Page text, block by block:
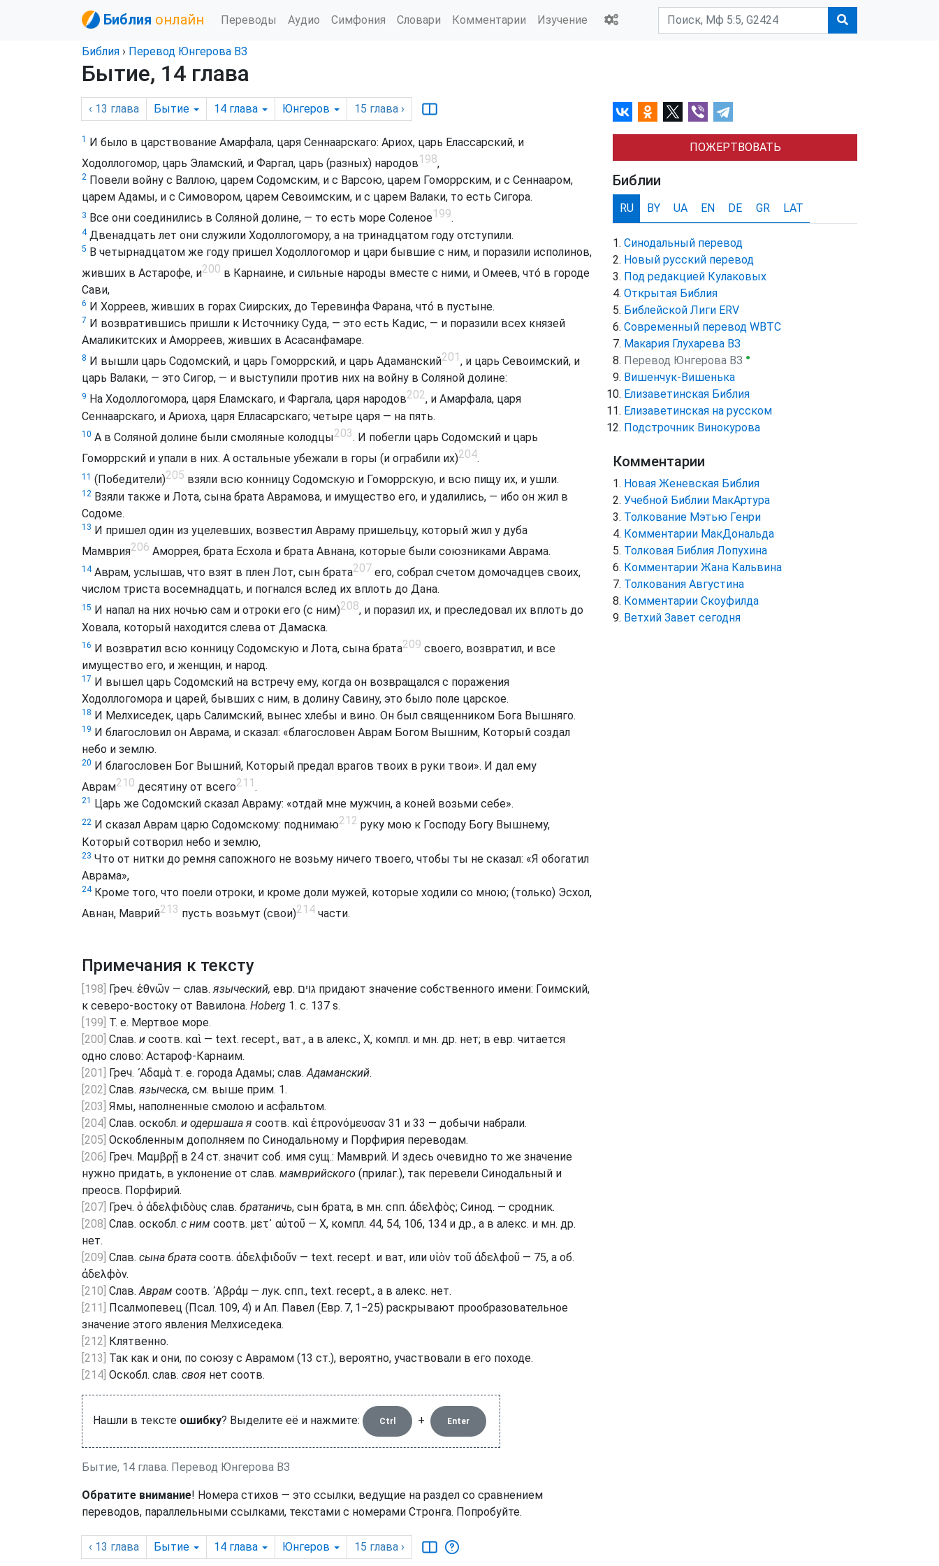
Библия онлайн Переводы Аудио Симфония Словари Комментарии Изучение
Библия › Перевод Юнгерова ВЗ
Бытие, 14 глава
‹ 13 глава Бытие 14 глава Юнгеров 15 глава ›
1 И было в царствование Амарфала, царя Сеннаарскаго: Ариох, царь Елассарский, и
Ходоллогомор, царь Эламский, и Фаргал, царь (разных) народов198,
2 Повели войну с Валлою, царем Содомским, и с Варсою, царем Гоморрским, и с Сеннааром,
царем Адамы, и с Симовором, царем Севоимским, и с царем Валаки, то есть Сигора.
3 Все они соединились в Соляной долине, — то есть море Соленое199.
4Двенадцать лет они служили Ходоллогомору, а на тринадцатом году отступили.
5 В четырнадцатом же году пришел Ходоллогомор и цари бывшие с ним, и поразили исполинов,
живших в Астарофе, и200 в Карнаине, и сильные народы вместе с ними, и Омеев, что́ в городе
Сави,
6 И Хорреев, живших в горах Сиирских, до Теревинфа Фарана, что́ в пустыне.
7 И возвратившись пришли к Источнику Суда, — это есть Кадис, — и поразили всех князей
Амаликитских и Аморреев, живших в Асасанфамаре.
8 И вышли царь Содомский, и царь Гоморрский, и царь Адаманский201, и царь Севоимский, и
царь Валаки, — это Сигор, — и выступили против них на войну в Соляной долине:
9 На Ходоллогомора, царя Еламскаго, и Фаргала, царя народов202, и Амарфала, царя
Сеннаарскаго, и Ариоха, царя Елласарскаго; четыре царя — на пять.
10 А в Соляной долине были смоляные колодцы203. И побегли царь Содомский и царь
Гоморрский и упали в них. А остальные убежали в горы (и ограбили их)204.
11 (Победители)205 взяли всю конницу Содомскую и Гоморрскую, и всю пищу их, и ушли.
12 Взяли также и Лота, сына брата Аврамова, и имущество его, и удалились, — ибо он жил в
Содоме.
13 И пришел один из уцелевших, возвестил Авраму пришельцу, который жил у дуба
Мамврия206 Аморрея, брата Есхола и брата Авнана, которые были союзниками Аврама.
14Аврам, услышав, что взят в плен Лот, сын брата207 его, собрал счетом домочадцев своих,
числом триста восемнадцать, и погнался вслед их вплоть до Дана.
15 И напал на них ночью сам и отроки его (с ним)208, и поразил их, и преследовал их вплоть до
Ховала, который находится слева от Дамаска.
16 И возвратил всю конницу Содомскую и Лота, сына брата209 своего, возвратил, и все
имущество его, и женщин, и народ.
17 И вышел царь Содомский на встречу ему, когда он возвращался с поражения
Ходоллогомора и царей, бывших с ним, в долину Савину, это было поле царское.
18 И Мелхиседек, царь Салимский, вынес хлебы и вино. Он был священником Бога Вышняго.
19 И благословил он Аврама, и сказал: «благословен Аврам Богом Вышним, Который создал
небо и землю.
20 И благословен Бог Вышний, Который предал врагов твоих в руки твои». И дал ему
Аврам210 десятину от всего211.
21 Царь же Содомский сказал Авраму: «отдай мне мужчин, а коней возьми себе».
22 И сказал Аврам царю Содомскому: поднимаю212 руку мою к Господу Богу Вышнему,
Который сотворил небо и землю,
23 Что от нитки до ремня сапожного не возьму ничего твоего, чтобы ты не сказал: «Я обогатил
Аврама»,
24Кроме того, что поели отроки, и кроме доли мужей, которые ходили со мною; (только) Эсхол,
Авнан, Маврий213 пусть возьмут (свои)214 части.
Примечания к тексту
[198] Греч. ἐθνῶν — слав.языческий, евр. גוים придают значение собственного имени: Гоимский,
к северо-востоку от Вавилона. Hoberg 1. с. 137 s.
[199] Т. е. Мертвое море.
[200] Слав. и соотв. καὶ — text. recept., ват., а в алекс., X, компл. и мн. др. нет; в евр. читается
одно слово: Астароф-Карнаим.
[201]
Греч. ᾿Αδαμὰ т. е. города Адамы; слав.Адаманский.
[202] Слав.языческа, см. выше прим. 1.
[203] Ямы, наполненные смолою и асфальтом.
[204] Слав. оскобл. и одершаша я соотв. καὶ ἐπρονόμευσαν 31 и 33 — добычи набрали.
[205] Оскобленным дополняем по Синодальному и Порфирия переводам.
[206] Греч. Μαμβρῇ в 24 ст. значит соб. имя сущ.: Мамврий. И здесь очевидно то же значение
нужно придать, в уклонение от слав. мамврийского (прилаг.), так перевели Синодальный и
преосв. Порфирий.
[207] Греч. ὁ ἀδελϕιδὸυς слав. братаничь, сын брата, в мн. спп. ἀδελϕὸς; Синод. — сродник.
[208] Слав. оскобл. с ним соотв. μετ᾿ αὐτοῦ — X, компл. 44, 54, 106, 134 и др., а в алекс. и мн. др.
нет.
[209] Слав. сына брата соотв. ἀδελϕιδοῦν — text. recept. и ват, или υἱὸν τοῦ ἀδελϕοῦ — 75, а об.
ἀδελϕὸν.
[210] Слав.Аврам соотв. ᾽Αβράμ — лук. спп., text. recept., а в алекс. нет.
[211]
Псалмопевец (Псал. 109, 4) и Ап. Павел (Евр. 7, 1−25) раскрывают прообразовательное
значение этого явления Мелхиседека.
[212] Клятвенно.
[213] Так как и они, по союзу с Аврамом (13 ст.), вероятно, участвовали в его походе.
[214] Оскобл. слав. своя нет соотв.
Нашли в тексте ошибку? Выделите её и нажмите: Ctrl + Enter
Бытие, 14 глава. Перевод Юнгерова ВЗ
Обратите внимание! Номера стихов — это ссылки, ведущие на раздел со сравнением
переводов, параллельными ссылками, текстами с номерами Стронга. Попробуйте.
‹ 13 глава Бытие 14 глава Юнгеров 15 глава ›
ПОЖЕРТВОВАТЬ
Библии
RU BY UA EN DE GR LAT
Синодальный перевод
Новый русский перевод
Под редакцией Кулаковых
Открытая Библия
Библейской Лиги ERV
Cовременный перевод WBTC
Макария Глухарева ВЗ
Перевод Юнгерова ВЗ ●
Вишенчук-Вишенька
Елизаветинская Библия
Елизаветинская на русском
Подстрочник Винокурова
Комментарии
Новая Женевская Библия
Учебной Библии МакАртура
Толкование Мэтью Генри
Комментарии МакДональда
Толковая Библия Лопухина
Комментарии Жана Кальвина
Толкования Августина
Комментарии Скоуфилда
Ветхий Завет сегодня